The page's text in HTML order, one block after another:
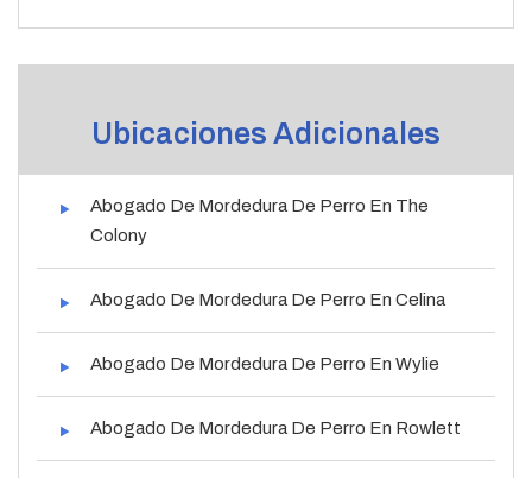
Ubicaciones Adicionales
Abogado De Mordedura De Perro En The
Colony
Abogado De Mordedura De Perro En Celina
Abogado De Mordedura De Perro En Wylie
Abogado De Mordedura De Perro En Rowlett